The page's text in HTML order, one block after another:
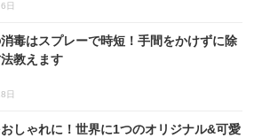
日
毒はスプレーで時短！手間をかけずに除
教えます
日
しゃれに！世界に1つのオリジナル&可愛